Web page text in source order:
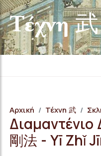
Τέχνη 武
Αρχική Τέχνη 武
剛法 - Yī Zhǐ